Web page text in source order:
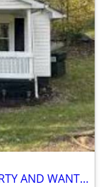
IF YOU ARE INTERESTED IN THE PROPERTY AND WANT TO SCHEDULE